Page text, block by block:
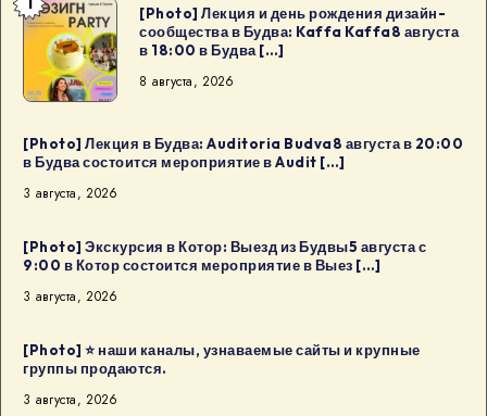
[Photo]
Лекция
день
дизайн-
сообщества
в
Kaffa
августа
18:00
в
[Photo] Лекция и день рождения дизайн-
сообщества в Будва: Kaffa Kaffa8 августа
в 18:00 в Будва […]
8 августа, 2026
[Photo] Лекция в Будва: Auditoria Budva8 августа в 20:00
в Будва состоится мероприятие в Audit […]
3 августа, 2026
[Photo] Экскурсия в Котор: Выезд из Будвы5 августа с
9:00 в Котор состоится мероприятие в Выез […]
3 августа, 2026
[Photo] ⭐️ наши каналы, узнаваемые сайты и крупные
группы продаются.
3 августа, 2026